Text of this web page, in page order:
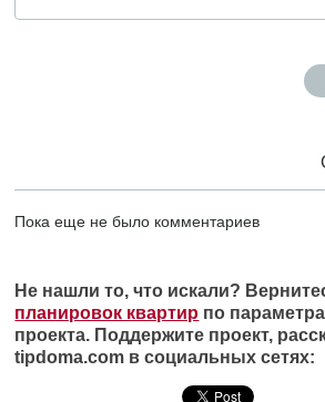
Пока еще не было комментариев
Не нашли то, что искали?
планировок квартир по
проекта. Поддержите проект,
tipdoma.com в социальных сетях: